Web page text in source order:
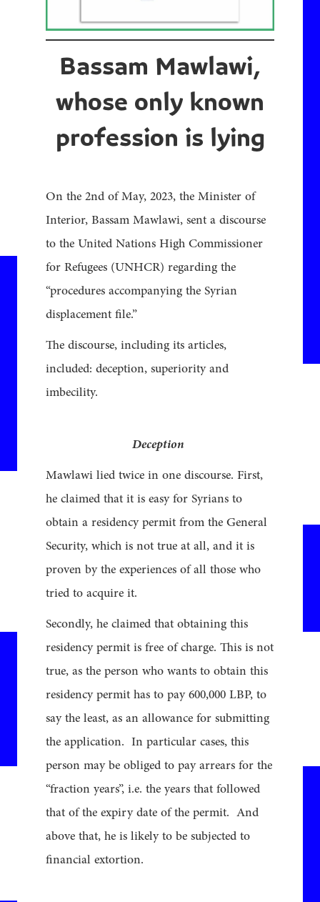
Bassam Mawlawi,
whose only known
profession is lying
On the 2nd of May, 2023, the Minister of
Interior, Bassam Mawlawi, sent a discourse
to the United Nations High Commissioner
for Refugees (UNHCR) regarding the
“procedures accompanying the Syrian
displacement file.”
The discourse, including its articles,
included: deception, superiority and
imbecility.
Deception
Mawlawi lied twice in one discourse. First,
he claimed that it is easy for Syrians to
obtain a residency permit from the General
Security, which is not true at all, and it is
proven by the experiences of all those who
tried to acquire it.
Secondly, he claimed that obtaining this
residency permit is free of charge. This is not
true, as the person who wants to obtain this
residency permit has to pay 600,000 LBP, to
say the least, as an allowance for submitting
the application. In particular cases, this
person may be obliged to pay arrears for the
“fraction years”, i.e. the years that followed
that of the expiry date of the permit. And
above that, he is likely to be subjected to
financial extortion.